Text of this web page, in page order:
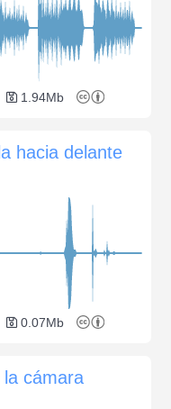
1.94Mb
hacia delante
0.07Mb
cámara